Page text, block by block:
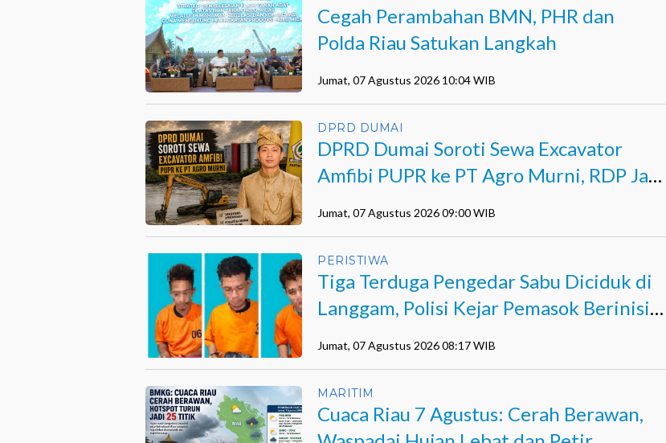
Cegah Perambahan BMN, PHR dan
Polda Riau Satukan Langkah
Jumat, 07 Agustus 2026 10:04 WIB
DPRD DUMAI
DPRD Dumai Soroti Sewa Excavator
Amfibi PUPR ke PT Agro Murni, RDP Jadi
Jumat, 07 Agustus 2026 09:00 WIB
PERISTIWA
Tiga Terduga Pengedar Sabu Diciduk di
Langgam, Polisi Kejar Pemasok Berinisial
Jumat, 07 Agustus 2026 08:17 WIB
MARITIM
Cuaca Riau 7 Agustus: Cerah Berawan,